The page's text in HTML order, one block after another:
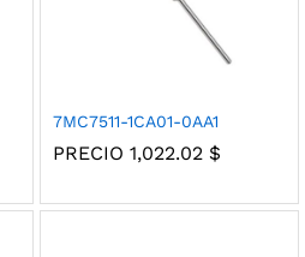
7MC7511-1CA01-0AA1
PRECIO 1,022.02 $